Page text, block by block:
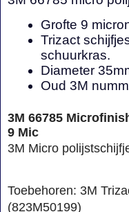
Grofte 9
Trizact
schuurkras.
Diameter
Oud 3M
3M 66785
9 Mic
3M Micro
Toebehoren: 3M
(823M50199)